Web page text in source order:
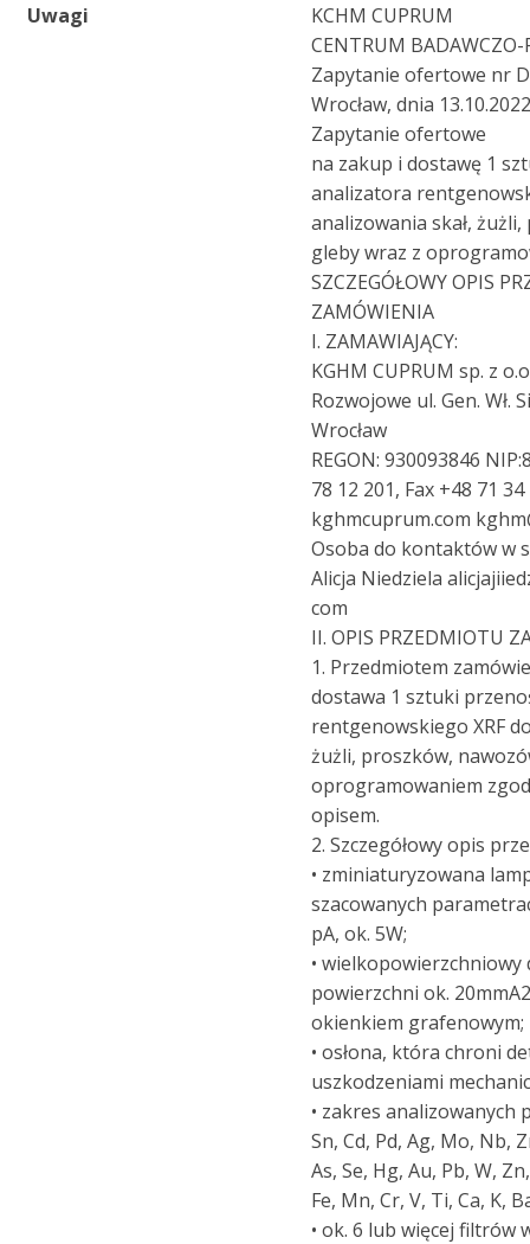
Uwagi
KCHM CUPRUM
CENTRUM BADAWCZO-
Zapytanie ofertowe nr
Wrocław, dnia
Zapytanie ofertowe
na zakup i dostawę 1
analizatora
analizowania skał,
gleby wraz z
SZCZEGÓŁOWY OPIS
ZAMÓWIENIA
I. ZAMAWIAJĄCY:
KGHM CUPRUM sp. z
Rozwojowe ul. Gen. Wł.
Wrocław
REGON: 930093846
78 12 201, Fax +48 71
kghmcuprum.com
Osoba do kontaktów w
Alicja Niedziela
com
II. OPIS PRZEDMIOTU
1. Przedmiotem
dostawa 1 sztuki
rentgenowskiego XRF
żużli, proszków,
oprogramowaniem
opisem.
2. Szczegółowy opis
• zminiaturyzowana
szacowanych
pA, ok. 5W;
•
powierzchni ok.
okienkiem grafenowym;
• osłona, która chroni
uszkodzeniami
• zakres analizowanych
Sn, Cd, Pd, Ag, Mo, Nb,
As, Se, Hg, Au, Pb, W,
Fe, Mn, Cr, V, Ti, Ca, K,
• ok. 6 lub więcej filtrów